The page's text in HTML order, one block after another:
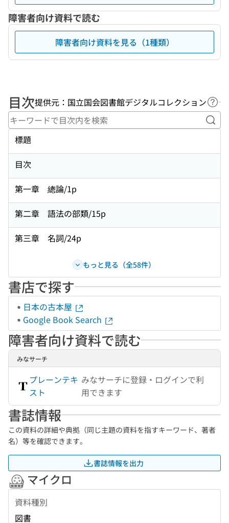
障害者向け資料で読む
障害者向け資料を見る（1種類）
目次提供元：国立国会図書館デジタルコレクション ヘ
キ
標題
目次
第一章 總論/1p
第二章 語法の部類/15p
第三章 名詞/24p
もっと見る（全58件）
書店で探す
日本の古本屋
Google Book Search
障害者向け資料で読む
みなサーチ
プレーンテキ
スト
みなサーチに登録・ログインで利
用できます
書誌情報
この資料の詳細や典拠（同じ主題の資料を指すキーワード、著者
名）等を確認できます。
書誌情報を出力
マイクロ
資料種別
図書